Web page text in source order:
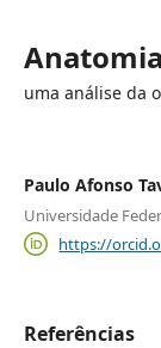
uma análise da
Paulo Afonso
Universidade
https://
Referências